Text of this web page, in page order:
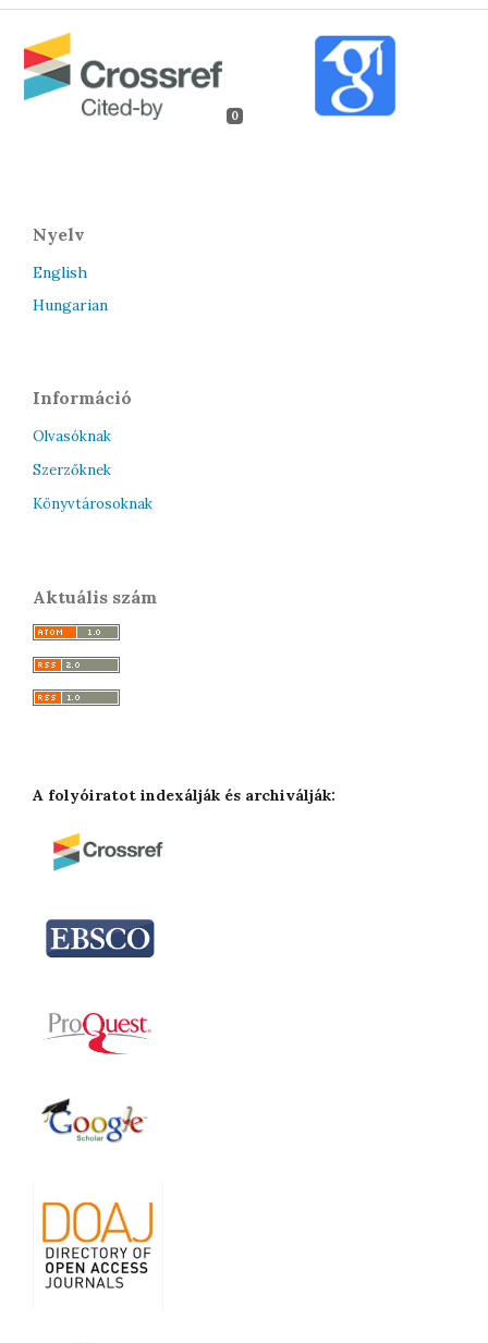
0
Nyelv
English
Hungarian
Információ
Olvasóknak
Szerzőknek
Könyvtárosoknak
Aktuális szám
A folyóiratot indexálják és archiválják: